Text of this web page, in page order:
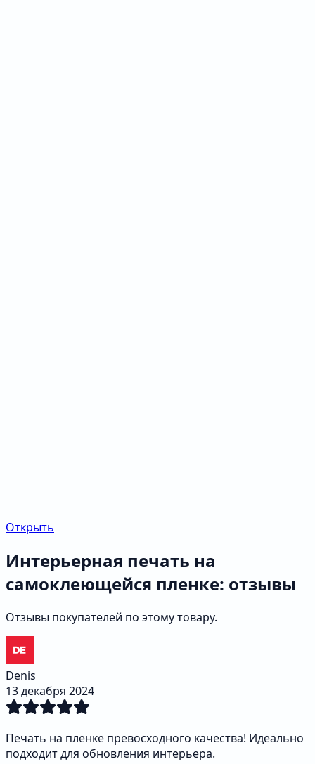
Открыть
Интерьерная печать на
самоклеющейся пленке: отзывы
Отзывы покупателей по этому товару.
Denis
13 декабря 2024
Печать на пленке превосходного качества! Идеально
подходит для обновления интерьера.